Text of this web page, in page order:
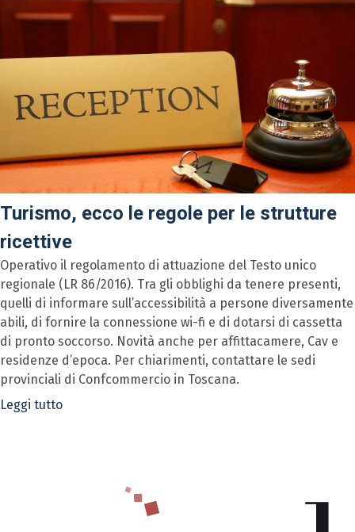
Turismo, ecco le regole per le strutture
ricettive
Operativo il regolamento di attuazione del Testo unico
regionale (LR 86/2016). Tra gli obblighi da tenere presenti,
quelli di informare sull’accessibilità a persone diversamente
abili, di fornire la connessione wi-fi e di dotarsi di cassetta
di pronto soccorso. Novità anche per affittacamere, Cav e
residenze d’epoca. Per chiarimenti, contattare le sedi
provinciali di Confcommercio in Toscana.
Leggi tutto